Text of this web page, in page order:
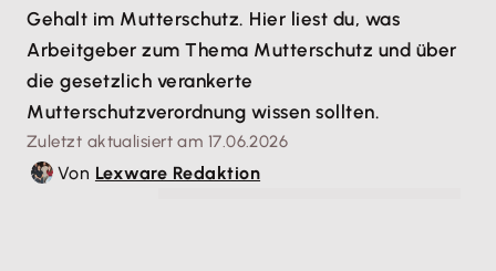
Gehalt im Mutterschutz. Hier liest du, was
Arbeitgeber zum Thema Mutterschutz und über
die gesetzlich verankerte
Mutterschutzverordnung wissen sollten.
Zuletzt aktualisiert am 17.06.2026
Von Lexware Redaktion
© Claudia Masur Fotografie - MEV Verlag GmbH